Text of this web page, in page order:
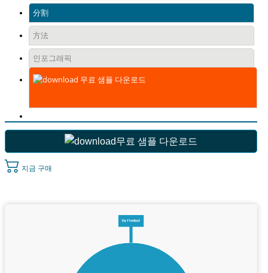
分割
方法
인포그래픽
무료 샘플 다운로드
무료 샘플 다운로드
지금 구매